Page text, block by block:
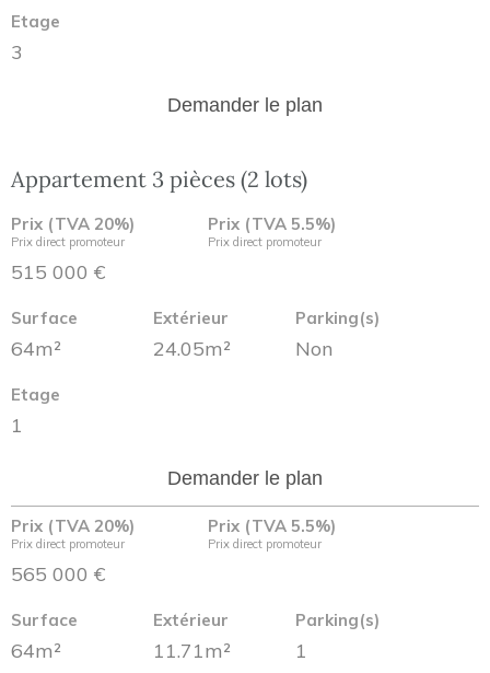
Etage
3
Demander le plan
Appartement 3 pièces (2 lots)
Prix (TVA 20%)
Prix direct promoteur
515 000 €
Prix (TVA 5.5%)
Prix direct promoteur
Surface
64m²
Extérieur
24.05m²
Parking(s)
Non
Etage
1
Demander le plan
Prix (TVA 20%)
Prix direct promoteur
565 000 €
Prix (TVA 5.5%)
Prix direct promoteur
Surface
64m²
Extérieur
11.71m²
Parking(s)
1